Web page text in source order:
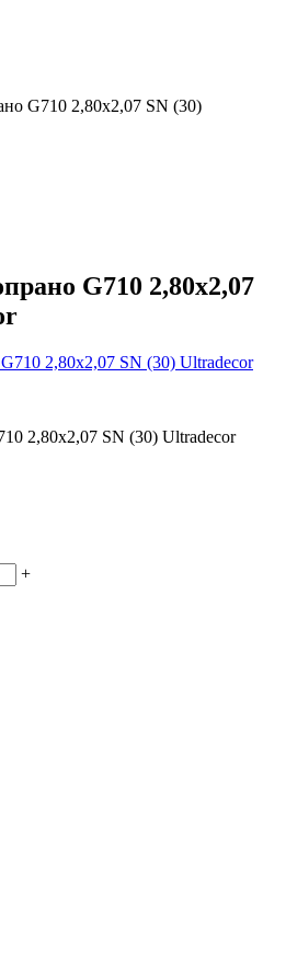
G710 2,80х2,07 SN (30)
G710 2,80х2,07
2,80х2,07 SN (30) Ultradecor
+